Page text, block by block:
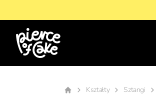
Kształty Sztangi